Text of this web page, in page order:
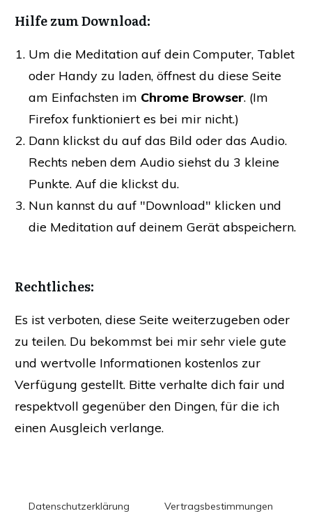
​Hilfe zum Download:
Um die Meditation auf dein Computer, Tablet
oder Handy zu laden, öffnest du diese Seite
am Einfachsten im Chrome Browser. (Im
Firefox funktioniert es bei mir nicht.)
Dann klickst du auf das Bild oder das Audio.
Rechts neben dem Audio siehst du 3 kleine
Punkte. Auf die klickst du.
​Nun kannst du auf "Download" klicken und
die Meditation auf deinem Gerät abspeichern.
​Rechtliches:
Es ist verboten, diese Seite weiterzugeben oder
zu teilen. Du bekommst bei mir sehr viele gute
und wertvolle Informationen kostenlos zur
Verfügung gestellt. Bitte verhalte dich fair und
respektvoll gegenüber den Dingen, für die ich
einen Ausgleich verlange.
Datenschutzerklärung Vertragsbestimmungen